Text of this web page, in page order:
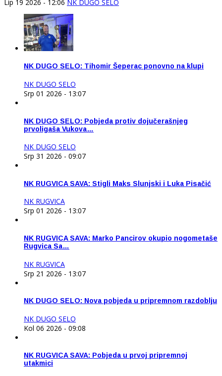
Lip 19 2026 - 12:06 NK DUGO SELO
NK DUGO SELO: Tihomir Šeperac ponovno na klupi
NK DUGO SELO
Srp 01 2026 - 13:07
NK DUGO SELO: Pobjeda protiv dojučerašnjeg
prvoligaša Vukova…
NK DUGO SELO
Srp 31 2026 - 09:07
NK RUGVICA SAVA: Stigli Maks Slunjski i Luka Pisačić
NK RUGVICA
Srp 01 2026 - 13:07
NK RUGVICA SAVA: Marko Pancirov okupio nogometaše
Rugvica Sa…
NK RUGVICA
Srp 21 2026 - 13:07
NK DUGO SELO: Nova pobjeda u pripremnom razdoblju
NK DUGO SELO
Kol 06 2026 - 09:08
NK RUGVICA SAVA: Pobjeda u prvoj pripremnoj
utakmici